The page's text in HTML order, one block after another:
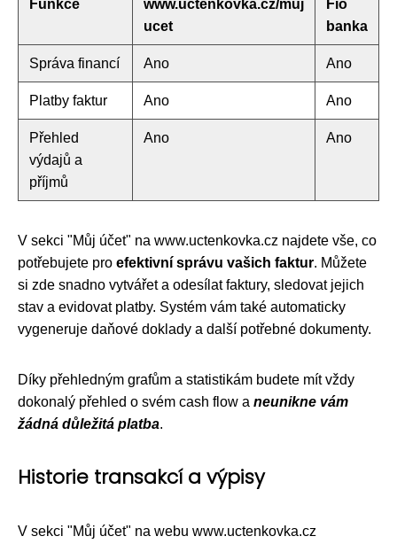
Funkce
www.uctenkovka.cz/muj
ucet
Fio
banka
Správa financí Ano Ano
Platby faktur Ano Ano
Přehled
výdajů a
příjmů
Ano Ano
V sekci "Můj účet" na www.uctenkovka.cz najdete vše, co
potřebujete pro efektivní správu vašich faktur. Můžete
si zde snadno vytvářet a odesílat faktury, sledovat jejich
stav a evidovat platby. Systém vám také automaticky
vygeneruje daňové doklady a další potřebné dokumenty.
Díky přehledným grafům a statistikám budete mít vždy
dokonalý přehled o svém cash flow a neunikne vám
žádná důležitá platba.
Historie transakcí a výpisy
V sekci "Můj účet" na webu www.uctenkovka.cz